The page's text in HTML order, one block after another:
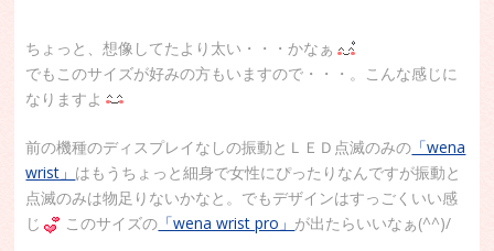
ちょっと、想像してたより太い・・・かなぁ
でもこのサイズが好みの方もいますので・・・。こんな感じに
なりますよ
前の機種のディスプレイなしの振動とＬＥＤ点滅のみの 「wena
wrist」 はもうちょっと細身で女性にぴったりなんですが振動と
点滅のみは物足りないかなと。でもデザインはすっごくいい感
じ
このサイズの 「wena wrist pro」 が出たらいいなぁ(^^)/